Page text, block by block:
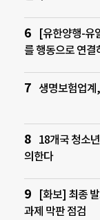
[유한양행-유
를 행동으로 연결
생명보험업계
18개국 청소
의한다
[화보] 최종
과제 막판 점검